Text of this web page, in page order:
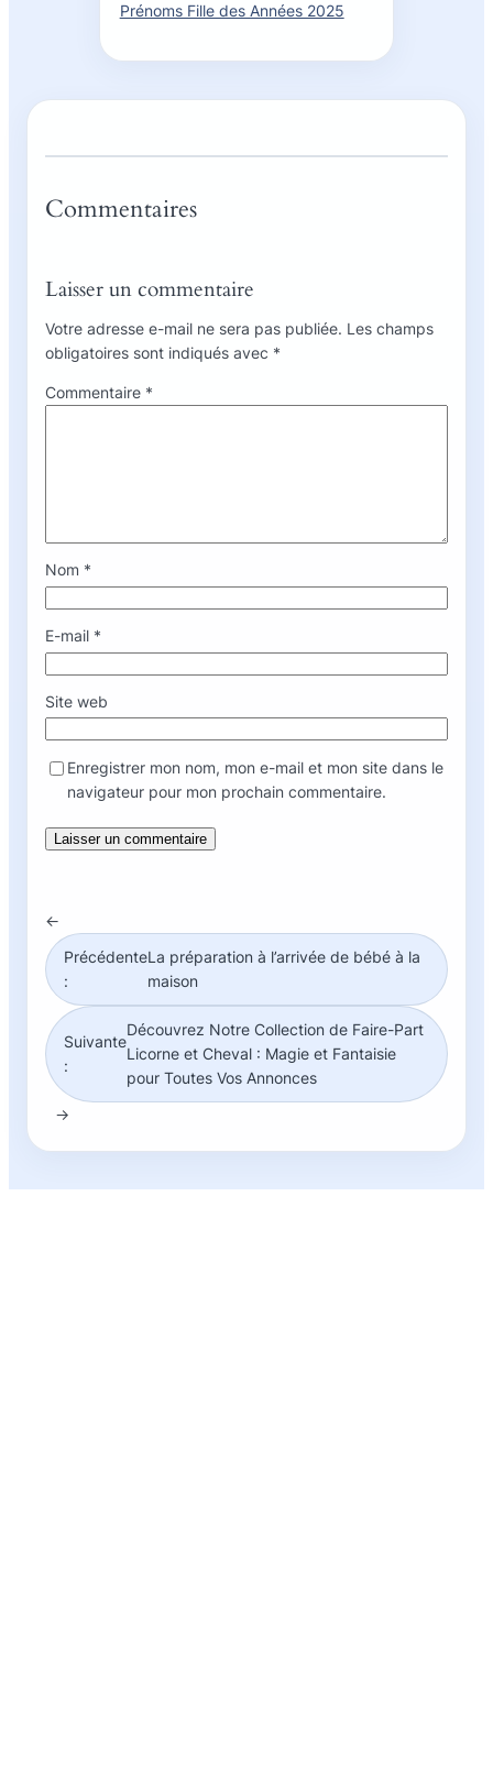
Prénoms Fille des Années 2025
Commentaires
Laisser un commentaire
Votre adresse e-mail ne sera pas publiée. Les champs
obligatoires sont indiqués avec *
Commentaire *
Nom *
E-mail *
Site web
Enregistrer mon nom, mon e-mail et mon site dans le
navigateur pour mon prochain commentaire.
←
Précédente
:
La préparation à l’arrivée de bébé à la
maison
Suivante
:
Découvrez Notre Collection de Faire-Part
Licorne et Cheval : Magie et Fantaisie
pour Toutes Vos Annonces
→